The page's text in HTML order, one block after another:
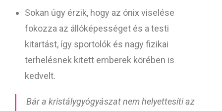
Sokan úgy érzik, hogy az ónix viselése
fokozza az állóképességet és a testi
kitartást, így sportolók és nagy fizikai
terhelésnek kitett emberek körében is
kedvelt.
Bár a kristálygyógyászat nem helyettesíti az